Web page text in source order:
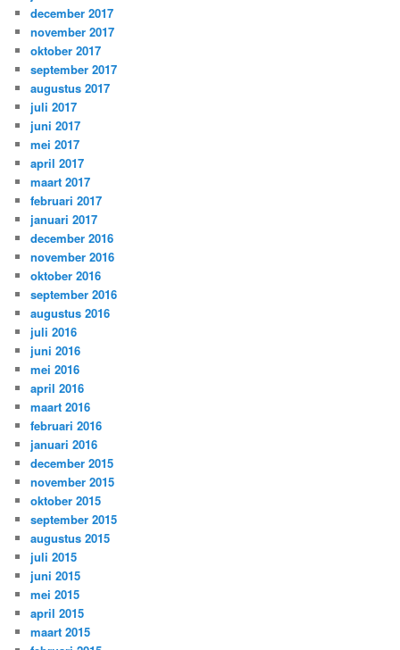
december 2017
november 2017
oktober 2017
september 2017
augustus 2017
juli 2017
juni 2017
mei 2017
april 2017
maart 2017
februari 2017
januari 2017
december 2016
november 2016
oktober 2016
september 2016
augustus 2016
juli 2016
juni 2016
mei 2016
april 2016
maart 2016
februari 2016
januari 2016
december 2015
november 2015
oktober 2015
september 2015
augustus 2015
juli 2015
juni 2015
mei 2015
april 2015
maart 2015